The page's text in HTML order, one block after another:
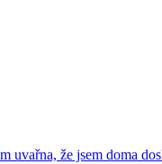
uvařna, že jsem doma